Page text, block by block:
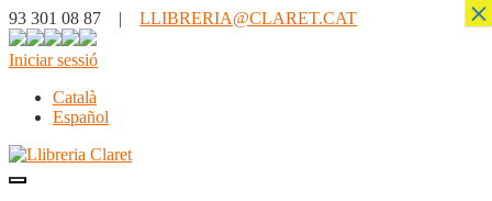
93 301 08 87 | LLIBRERIA@CLARET.CAT
Iniciar sessió
Català
Español
×